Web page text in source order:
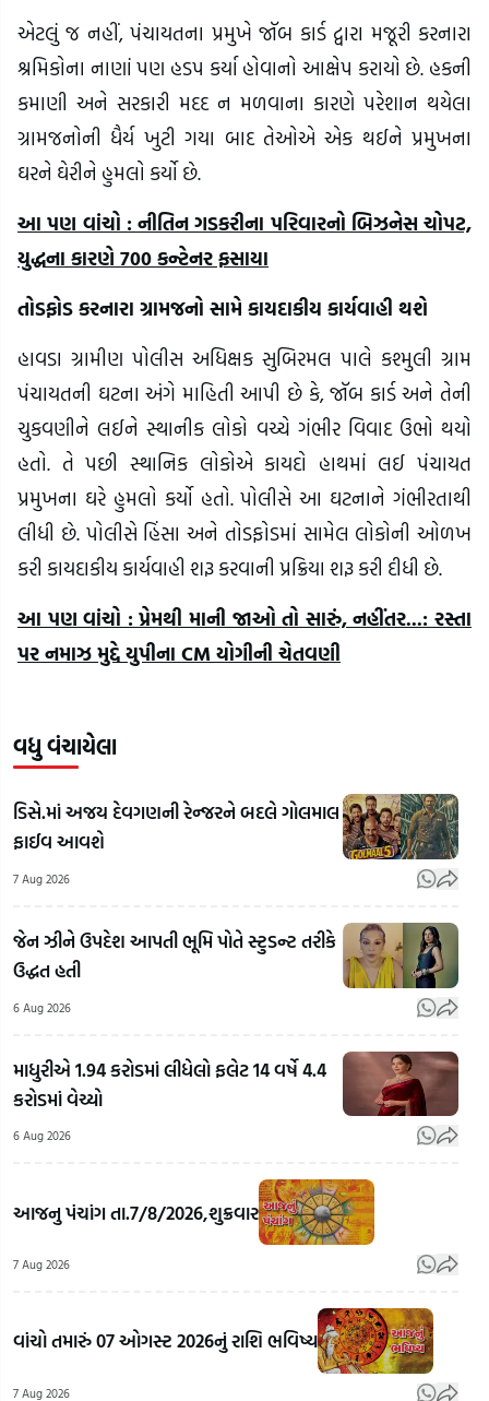
એટલું જ નહીં, પંચાયતના પ્રમુખે જૉબ કાર્ડ દ્વારા મજૂરી કરનારા
શ્રમિકોના નાણાં પણ હડપ કર્યા હોવાનો આક્ષેપ કરાયો છે. હકની
કમાણી અને સરકારી મદદ ન મળવાના કારણે પરેશાન થયેલા
ગ્રામજનોની ધૈર્ય ખુટી ગયા બાદ તેઓએ એક થઈને પ્રમુખના
ઘરને ઘેરીને હુમલો કર્યો છે.
આ પણ વાંચો : નીતિન ગડકરીના પરિવારનો બિઝનેસ ચોપટ,
યુદ્ધના કારણે 700 કન્ટેનર ફસાયા
તોડફોડ કરનારા ગ્રામજનો સામે કાયદાકીય કાર્યવાહી થશે
હાવડા ગ્રામીણ પોલીસ અધિક્ષક સુબિરમલ પાલે કશ્મુલી ગ્રામ
પંચાયતની ઘટના અંગે માહિતી આપી છે કે, જૉબ કાર્ડ અને તેની
ચુકવણીને લઈને સ્થાનીક લોકો વચ્ચે ગંભીર વિવાદ ઉભો થયો
હતો. તે પછી સ્થાનિક લોકોએ કાયદો હાથમાં લઈ પંચાયત
પ્રમુખના ઘરે હુમલો કર્યો હતો. પોલીસે આ ઘટનાને ગંભીરતાથી
લીધી છે. પોલીસે હિંસા અને તોડફોડમાં સામેલ લોકોની ઓળખ
કરી કાયદાકીય કાર્યવાહી શરૂ કરવાની પ્રક્રિયા શરૂ કરી દીધી છે.
આ પણ વાંચો : પ્રેમથી માની જાઓ તો સારું, નહીંતર...: રસ્તા
પર નમાઝ મુદ્દે યુપીના CM યોગીની ચેતવણી
વધુ વંચાયેલા
ડિસે.માં અજય દેવગણની રેન્જરને બદલે ગોલમાલ
ફાઈવ આવશે
7 Aug 2026
જેન ઝીને ઉપદેશ આપતી ભૂમિ પોતે સ્ટુડન્ટ તરીકે
ઉદ્ધત હતી
6 Aug 2026
માધુરીએ 1.94 કરોડમાં લીધેલો ફલેટ 14 વર્ષે 4.4
કરોડમાં વેચ્યો
6 Aug 2026
આજનુ પંચાંગ તા.7/8/2026,શુક્રવાર
7 Aug 2026
વાંચો તમારું 07 ઓગસ્ટ 2026નું રાશિ ભવિષ્ય
7 Aug 2026
Favourite
Leader:
ફેવરિટ
અલમોડાના
રવિ ટમ્ટાએ
બનાવી
ઉડતી કાર!